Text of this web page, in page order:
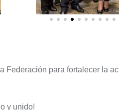
Federación para fortalecer la
y unido!